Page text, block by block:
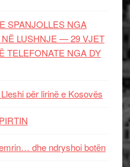
SPANJOLLES NGA
LUSHNJE — 29 VJET
TELEFONATE NGA DY
për lirinë e Kosovës
dhe ndryshoi botën